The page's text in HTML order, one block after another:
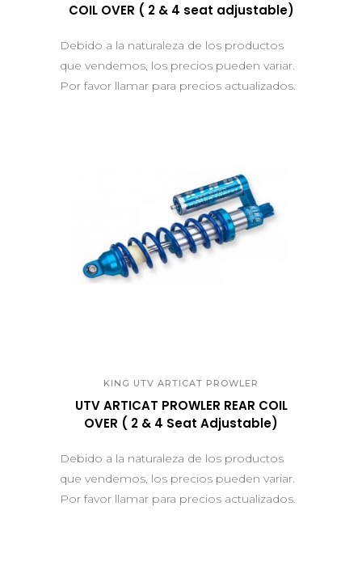
COIL OVER ( 2 & 4 seat adjustable)
Debido a la naturaleza de los productos
que vendemos, los precios pueden variar.
Por favor llamar para precios actualizados.
KING UTV ARTICAT PROWLER
UTV ARTICAT PROWLER REAR COIL
OVER ( 2 & 4 Seat Adjustable)
Debido a la naturaleza de los productos
que vendemos, los precios pueden variar.
Por favor llamar para precios actualizados.